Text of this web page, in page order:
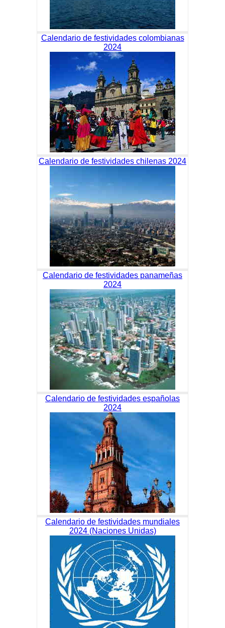
Calendario de festividades colombianas
2024
Calendario de festividades chilenas 2024
Calendario de festividades panameñas
2024
Calendario de festividades españolas
2024
Calendario de festividades mundiales
2024 (Naciones Unidas)